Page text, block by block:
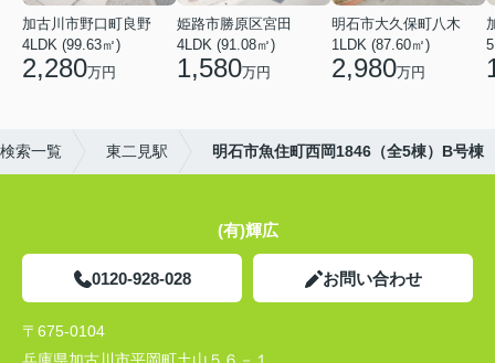
加古川市野口町良野
4LDK (99.63㎡)
2,280万円
姫路市勝原区宮田
4LDK (91.08㎡)
1,580万円
明石市大久保町八木
1LDK (87.60㎡)
2,980万円
索一覧 東二見駅 明石市魚住町西岡1846（全5棟）B号棟
(有)輝広
0120-928-028 お問い合わせ
〒675-0104